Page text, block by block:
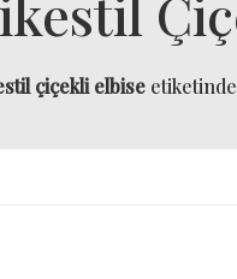
çiçekli elbise